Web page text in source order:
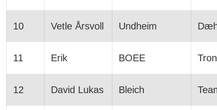
10 Vetle Årsvoll Undheim
11 Erik BOEE
12 David Lukas Bleich